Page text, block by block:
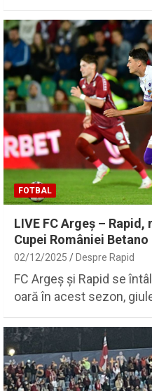
FOTBAL
LIVE FC Argeș –
Cupei României Betano
02/12/2025 Despre Rapid
FC Argeș și Rapid se
oară în acest sezon,